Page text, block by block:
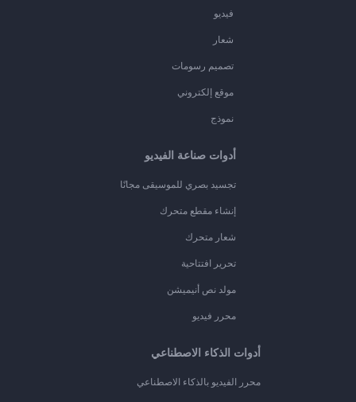
فيديو
شعار
تصميم رسومات
موقع إلكتروني
نموذج
أدوات صناعة الفيديو
تجسيد بصري للموسيقى مجانًا
إنشاء مقطع متحرك
شعار متحرك
تحرير افتتاحية
مولد نص أنيميشن
محرر فيديو
أدوات الذكاء الاصطناعي
محرر الفيديو بالذكاء الاصطناعي